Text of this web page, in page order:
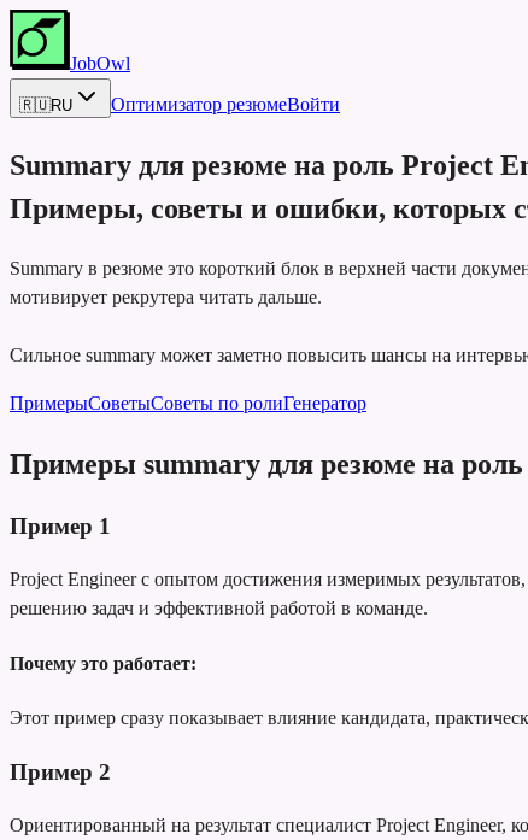
JobOwl
🇷🇺RU Оптимизатор резюмеВойти
Summary для резюме на роль Project
Примеры, советы и ошибки, которых
Summary в резюме это короткий блок в верхней части
мотивирует рекрутера читать дальше.
Сильное summary может заметно повысить шансы на
ПримерыСоветыСоветы по ролиГенератор
Примеры summary для резюме на
Пример 1
Project Engineer с опытом достижения измеримых
решению задач и эффективной работой в команде.
Почему это работает:
Этот пример сразу показывает влияние кандидата,
Пример 2
Ориентированный на результат специалист Project Engineer,